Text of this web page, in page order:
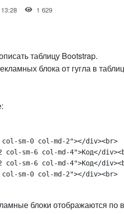
13:28 1 629
таблицу Bootstrap.
блока от гугла в
sm-0 col-md-2"></div><br>
col-sm-6 col-md-4">Код</
col-sm-6 col-md-4">Код</
sm-0 col-md-2"></div><br>
блоки отображаются по